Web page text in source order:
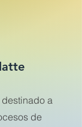
destinado a
de